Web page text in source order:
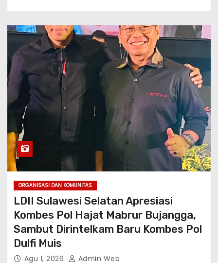
ORGANISASI DAN KOMUNITAS
LDII Sulawesi Selatan Apresiasi
Kombes Pol Hajat Mabrur Bujangga,
Sambut Dirintelkam Baru Kombes Pol
Dulfi Muis
Agu 1, 2026 Admin Web